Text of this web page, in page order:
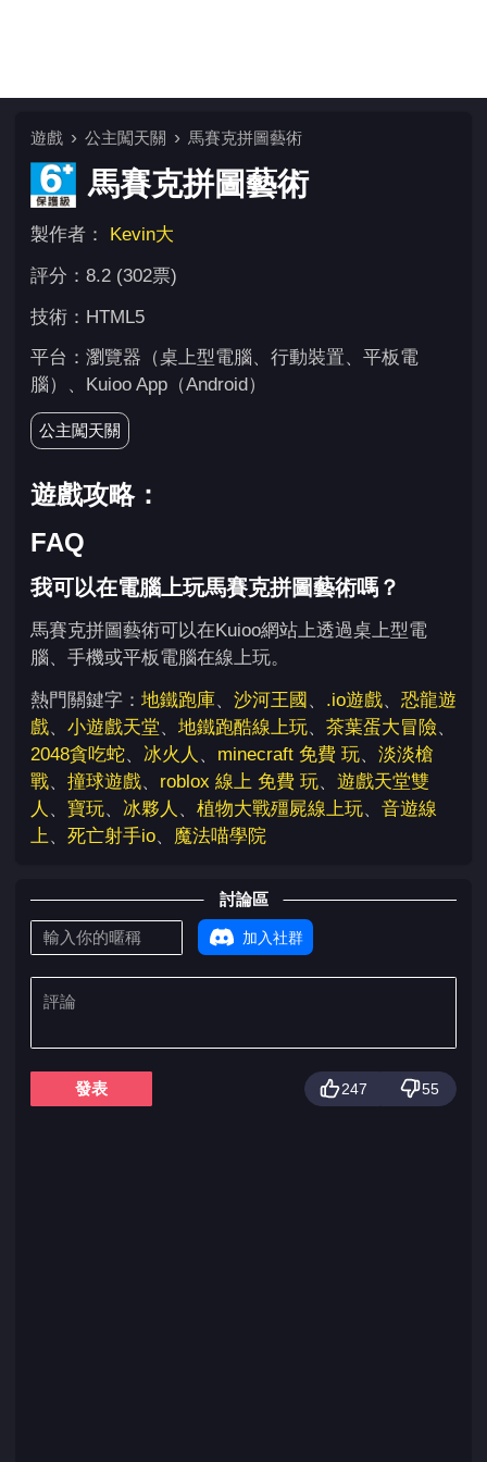
遊戲 公主闖天關 馬賽克拼圖藝術
馬賽克拼圖藝術
製作者：
Kevin大
評分：8.2 (302票)
技術：HTML5
平台：瀏覽器（桌上型電腦、行動裝置、平板電
腦）、Kuioo App（Android）
公主闖天關
遊戲攻略：
FAQ
我可以在電腦上玩馬賽克拼圖藝術嗎？
馬賽克拼圖藝術可以在Kuioo網站上透過桌上型電
腦、手機或平板電腦在線上玩。
熱門關鍵字： 地鐵跑庫、 沙河王國 、 .io遊戲、 恐龍遊
戲、 小遊戲天堂、 地鐵跑酷線上玩、 茶葉蛋大冒險、
2048貪吃蛇、 冰火人 、 minecraft 免費 玩、 淡淡槍
戰、 撞球遊戲、 roblox 線上 免費 玩、 遊戲天堂雙
人 、 寶玩、 冰夥人 、 植物大戰殭屍線上玩、 音遊線
上、 死亡射手io、 魔法喵學院
討論區
加入社群
發表 247 55